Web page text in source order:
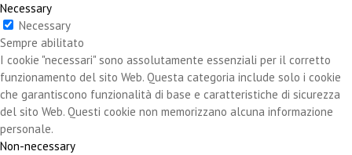
Necessary
Necessary
Sempre abilitato
I cookie "necessari" sono assolutamente essenziali per il corretto
funzionamento del sito Web. Questa categoria include solo i cookie
che garantiscono funzionalità di base e caratteristiche di sicurezza
del sito Web. Questi cookie non memorizzano alcuna informazione
personale.
Non-necessary